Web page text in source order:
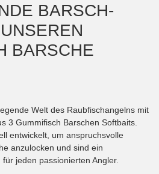
BARSCH-
BARSCHE
Welt des Raubfischangelns mit
3 Gummifisch Barschen Softbaits.
entwickelt, um anspruchsvolle
anzulocken und sind ein
jeden passionierten Angler.